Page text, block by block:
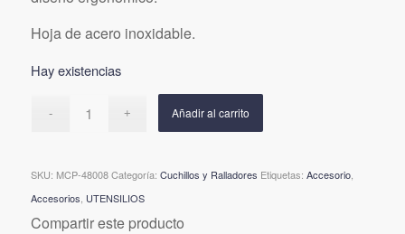
Hoja de acero inoxidable.
Hay existencias
Añadir al carrito
SKU: MCP-48008 Categoría: Cuchillos y Ralladores Etiquetas: Accesorio,
Accesorios UTENSILIOS
Compartir este producto